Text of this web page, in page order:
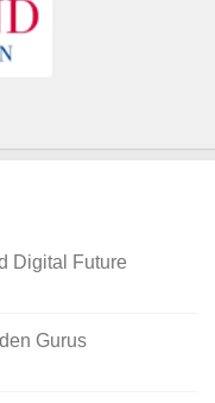
Digital Future
Gurus